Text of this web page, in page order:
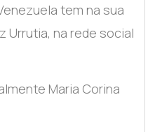
tem na sua
Urrutia, na rede social
Maria Corina